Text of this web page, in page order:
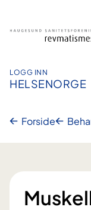
LOGG INN
HELSENORGE
Forside